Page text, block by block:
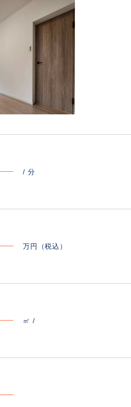
/ 分
万円（税込）
㎡ /